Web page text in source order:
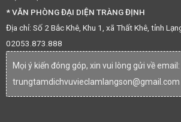
* VĂN PHÒNG ĐẠI DIỆN TRÀNG ĐỊNH
Địa chỉ: Số 2 Bắc Khê, Khu 1, xã Thất Khê, tỉnh
02053.873.888
Mọi ý kiến đóng góp, xin vui lòng gửi về email:
trungtamdichvuvieclamlangson@gmail.com